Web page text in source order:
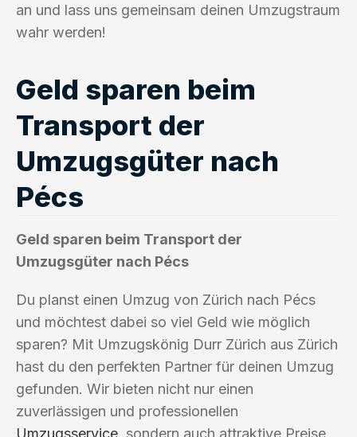
an und lass uns gemeinsam deinen Umzugstraum
wahr werden!
Geld sparen beim
Transport der
Umzugsgüter nach
Pécs
Geld sparen beim Transport der
Umzugsgüter nach Pécs
Du planst einen Umzug von Zürich nach Pécs
und möchtest dabei so viel Geld wie möglich
sparen? Mit Umzugskönig Durr Zürich aus Zürich
hast du den perfekten Partner für deinen Umzug
gefunden. Wir bieten nicht nur einen
zuverlässigen und professionellen
Umzugsservice , sondern auch attraktive Preise,